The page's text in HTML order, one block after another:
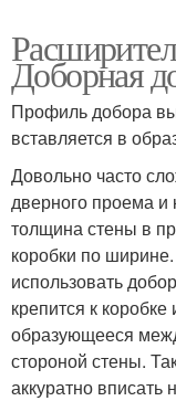
Доборная
Профиль добора
вставляется в
Довольно часто
дверного проема
толщина стены в
коробки по
использовать
крепится к
образующееся
стороной стены.
аккуратно вписать